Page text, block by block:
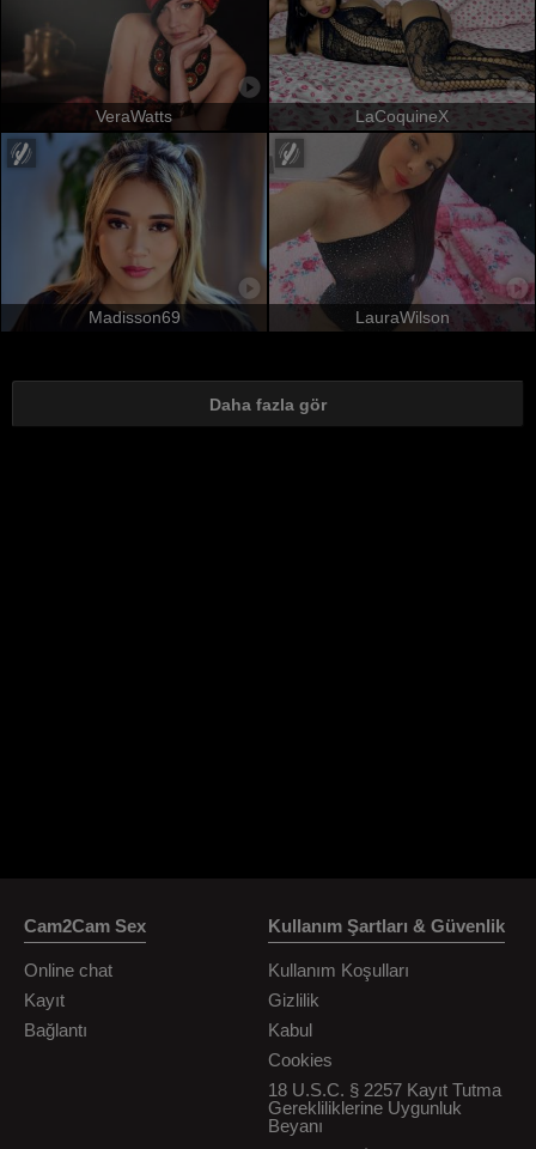
VeraWatts LaCoquineX
Madisson69 LauraWilson
Daha fazla gör
Cam2Cam Sex
Online chat
Kayıt
Bağlantı
Kullanım Şartları & Güvenlik
Kullanım Koşulları
Gizlilik
Kabul
Cookies
18 U.S.C. § 2257 Kayıt Tutma
Gerekliliklerine Uygunluk
Beyanı